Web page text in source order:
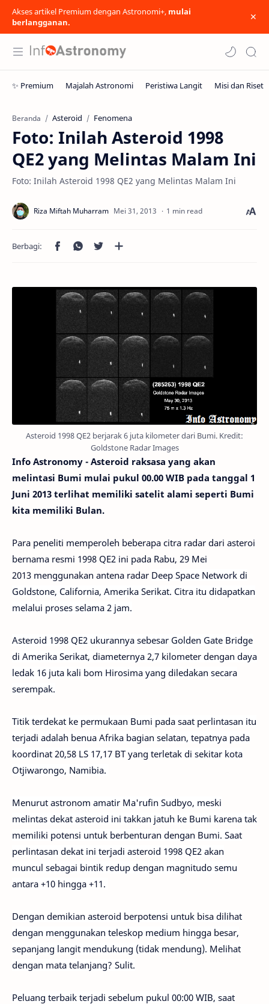
Akses artikel Premium dengan Astronomi+, mulai
berlangganan.
Beranda Asteroid Fenomena
Foto: Inilah Asteroid 1998
QE2 yang Melintas Malam Ini
Foto: Inilah Asteroid 1998 QE2 yang Melintas Malam Ini
1 min read
Asteroid 1998 QE2 berjarak 6 juta kilometer dari Bumi. Kredit:
Goldstone Radar Images
Info Astronomy - Asteroid raksasa yang akan
melintasi Bumi mulai pukul 00.00 WIB pada tanggal 1
Juni 2013 terlihat memiliki satelit alami seperti Bumi
kita memiliki Bulan.
Para peneliti memperoleh beberapa citra radar dari asteroi
bernama resmi 1998 QE2 ini pada Rabu, 29 Mei
2013 menggunakan antena radar Deep Space Network di
Goldstone, California, Amerika Serikat. Citra itu didapatkan
melalui proses selama 2 jam.
Asteroid 1998 QE2 ukurannya sebesar Golden Gate Bridge
di Amerika Serikat, diameternya 2,7 kilometer dengan daya
ledak 16 juta kali bom Hirosima yang diledakan secara
serempak.
Titik terdekat ke permukaan Bumi pada saat perlintasan itu
terjadi adalah benua Afrika bagian selatan, tepatnya pada
koordinat 20,58 LS 17,17 BT yang terletak di sekitar kota
Otjiwarongo, Namibia.
Menurut astronom amatir Ma'rufin Sudbyo, meski
melintas dekat asteroid ini takkan jatuh ke Bumi karena tak
memiliki potensi untuk berbenturan dengan Bumi. Saat
perlintasan dekat ini terjadi asteroid 1998 QE2 akan
muncul sebagai bintik redup dengan magnitudo semu
antara +10 hingga +11.
Dengan demikian asteroid berpotensi untuk bisa dilihat
dengan menggunakan teleskop medium hingga besar,
sepanjang langit mendukung (tidak mendung). Melihat
dengan mata telanjang? Sulit.
Peluang terbaik terjadi sebelum pukul 00:00 WIB, saat